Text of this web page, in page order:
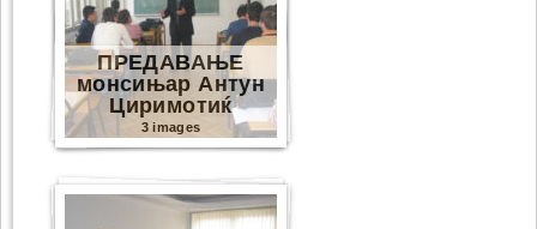
ПРЕДАВАЊЕ
монсињар Антун
Циримотиќ
3 images